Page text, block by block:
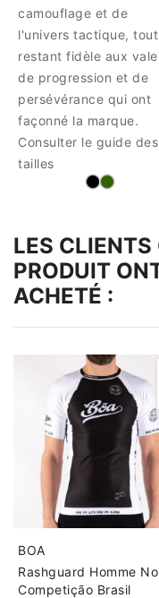
camouflage et de
l'univers tactique, tout
restant fidèle aux
de progression et de
persévérance qui ont
façonné la marque.
Consulter le guide des
tailles
LES
PRODUIT
ACHETÉ :
BOA
Rashguard Homme
Competição Brasil